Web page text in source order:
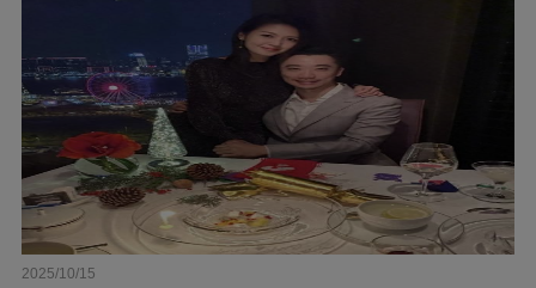
2025/10/15